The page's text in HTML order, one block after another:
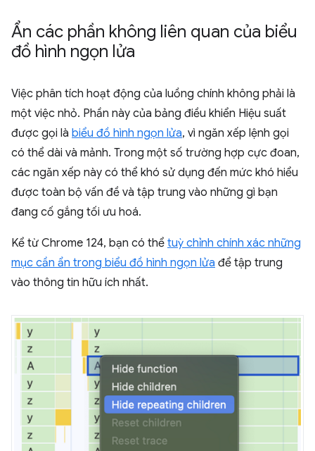
Ẩn các phần không liên quan của biểu
đồ hình ngọn lửa
Việc phân tích hoạt động của luồng chính không phải là
một việc nhỏ. Phần này của bảng điều khiển Hiệu suất
được gọi là biểu đồ hình ngọn lửa, vì ngăn xếp lệnh gọi
có thể dài và mảnh. Trong một số trường hợp cực đoan,
các ngăn xếp này có thể khó sử dụng đến mức khó hiểu
được toàn bộ vấn đề và tập trung vào những gì bạn
đang cố gắng tối ưu hoá.
Kể từ Chrome 124, bạn có thể tuỳ chỉnh chính xác những
mục cần ẩn trong biểu đồ hình ngọn lửa để tập trung
vào thông tin hữu ích nhất.